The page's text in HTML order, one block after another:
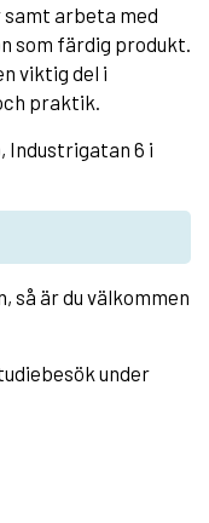
arbeta med
som färdig produkt.
viktig del i
praktik.
Industrigatan 6 i
så är du välkommen
under